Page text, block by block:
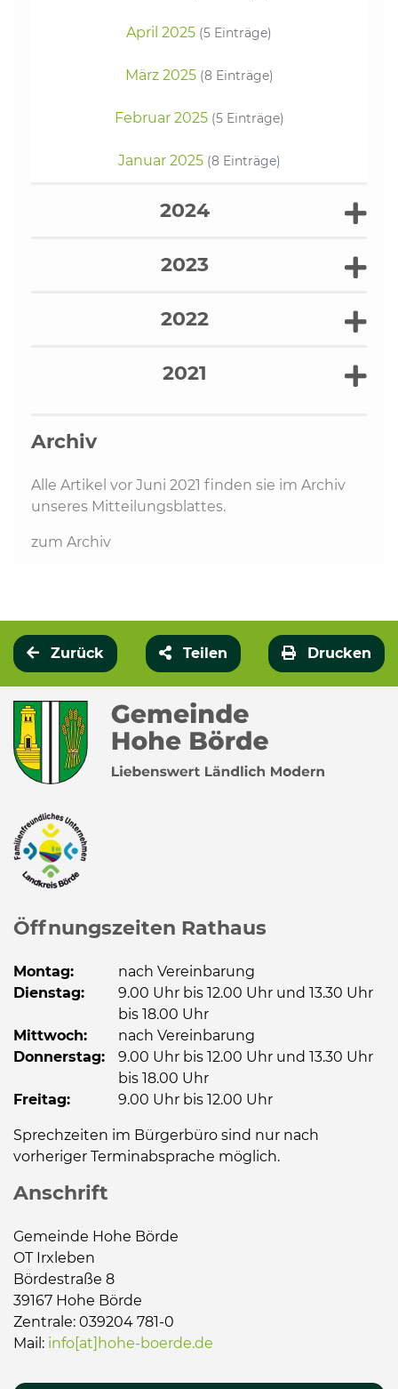
April 2025 (5 Einträge)
März 2025 (8 Einträge)
Februar 2025 (5 Einträge)
Januar 2025 (8 Einträge)
2024
2023
2022
2021
Archiv
Alle Artikel vor Juni 2021 finden sie im Archiv
unseres Mitteilungsblattes.
zum Archiv
Zurück Teilen Drucken
Öffnungszeiten Rathaus
Montag:
nach Vereinbarung
Dienstag:
9.00 Uhr bis 12.00 Uhr und 13.30 Uhr
bis 18.00 Uhr
Mittwoch:
nach Vereinbarung
Donnerstag: 9.00 Uhr bis 12.00 Uhr und 13.30 Uhr
bis 18.00 Uhr
Freitag:
9.00 Uhr bis 12.00 Uhr
Sprechzeiten im Bürgerbüro sind nur nach
vorheriger Terminabsprache möglich.
Anschrift
Gemeinde Hohe Börde
OT Irxleben
Bördestraße 8
39167 Hohe Börde
Zentrale: 039204 781-0
Mail: info[at]hohe-boerde.de